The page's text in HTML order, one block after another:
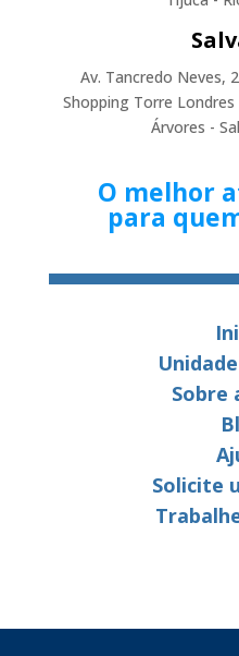
Av. Tancredo Neves,
Shopping Torre
Árvores -
O melhor
para
Sobre
Solicite